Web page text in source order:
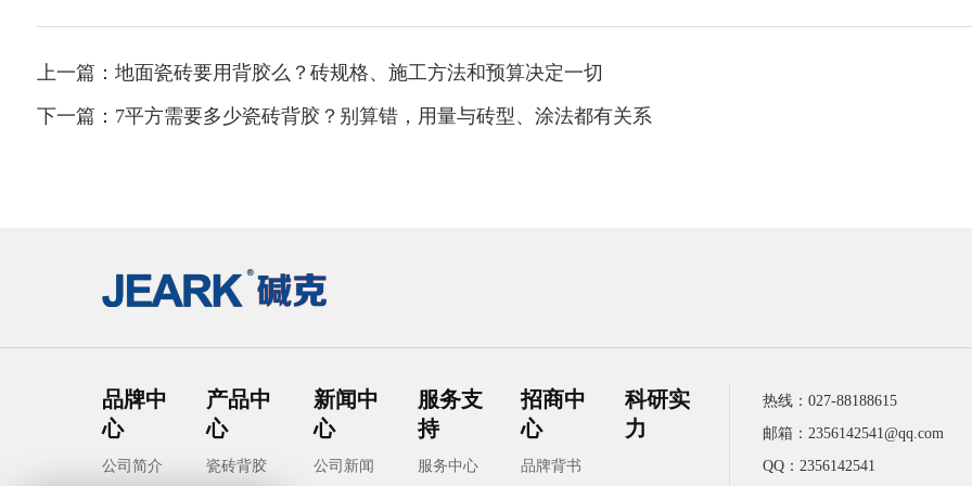
上一篇：地面瓷砖要用背胶么？砖规格、施工方法和预算决定一切
下一篇：7平方需要多少瓷砖背胶？别算错，用量与砖型、涂法都有关系
品牌中
心
公司简介
产品中
心
瓷砖背胶
新闻中
心
公司新闻
服务支
持
服务中心
招商中
心
品牌背书
科研实
力
热线： 027-88188615
邮箱：2356142541@qq.com
QQ：2356142541